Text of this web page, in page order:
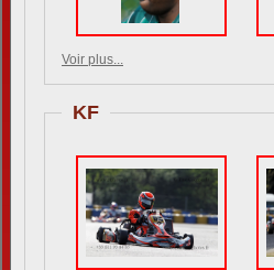
Voir plus...
KF